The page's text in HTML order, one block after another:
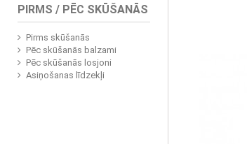
PIRMS / PĒC SKŪŠANĀS
Pirms skūšanās
Pēc skūšanās balzami
Pēc skūšanās losjoni
Asiņošanas līdzekļi